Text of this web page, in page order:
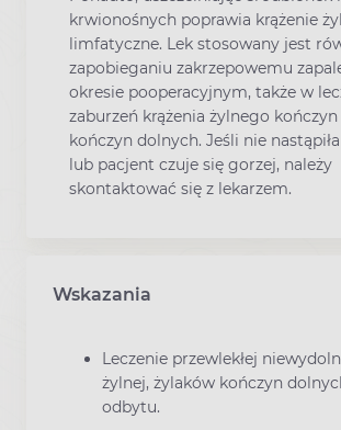
krwionośnych poprawia krążenie
limfatyczne. Lek stosowany jest
zapobieganiu zakrzepowemu
okresie pooperacyjnym, także w
zaburzeń krążenia żylnego
kończyn dolnych. Jeśli nie
lub pacjent czuje się gorzej, należy
skontaktować się z lekarzem.
Wskazania
Leczenie przewlekłej
żylnej, żylaków kończyn
odbytu.